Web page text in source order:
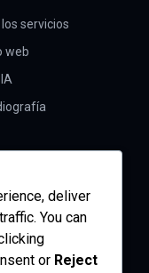
servicios
web
deliver
You can
or Reject